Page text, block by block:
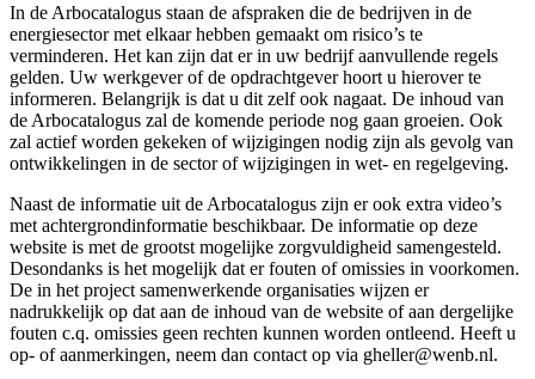
In de Arbocatalogus staan de afspraken die de bedrijven in de
energiesector met elkaar hebben gemaakt om risico’s te
verminderen. Het kan zijn dat er in uw bedrijf aanvullende regels
gelden. Uw werkgever of de opdrachtgever hoort u hierover te
informeren. Belangrijk is dat u dit zelf ook nagaat. De inhoud van
de Arbocatalogus zal de komende periode nog gaan groeien. Ook
zal actief worden gekeken of wijzigingen nodig zijn als gevolg van
ontwikkelingen in de sector of wijzigingen in wet- en regelgeving.
Naast de informatie uit de Arbocatalogus zijn er ook extra video’s
met achtergrondinformatie beschikbaar. De informatie op deze
website is met de grootst mogelijke zorgvuldigheid samengesteld.
Desondanks is het mogelijk dat er fouten of omissies in voorkomen.
De in het project samenwerkende organisaties wijzen er
nadrukkelijk op dat aan de inhoud van de website of aan dergelijke
fouten c.q. omissies geen rechten kunnen worden ontleend. Heeft u
op- of aanmerkingen, neem dan contact op via gheller@wenb.nl.